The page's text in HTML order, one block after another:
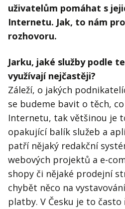
uživatelům pomáhat s
Internetu. Jak, to nám
rozhovoru.
Jarku, jaké služby podle
využívají nejčastěji?
Záleží, o jakých
se budeme bavit o těch,
Internetu, tak většinou je
opakující balík služeb a
patří nějaký redakční
webových projektů a e-
shopy či nějaké prodejní
chybět něco na
platby. V Česku je to